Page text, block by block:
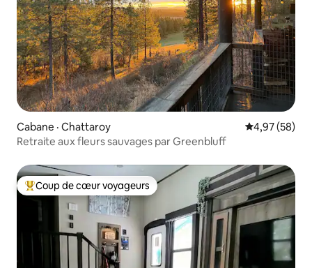
Cabane · Chattaroy Note
4,97 (58)
Retraite aux fleurs sauvages par Greenbluff
Coup de cœur voyageurs parmi les plus aimés
Coup de cœur voyageurs